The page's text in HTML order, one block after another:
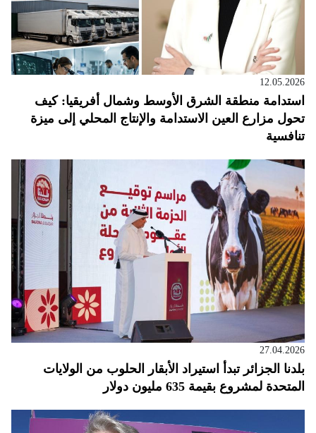
12.05.2026
استدامة منطقة الشرق الأوسط وشمال أفريقيا: كيف
تحول مزارع العين الاستدامة والإنتاج المحلي إلى ميزة
تنافسية
27.04.2026
بلدنا الجزائر تبدأ استيراد الأبقار الحلوب من الولايات
المتحدة لمشروع بقيمة 635 مليون دولار